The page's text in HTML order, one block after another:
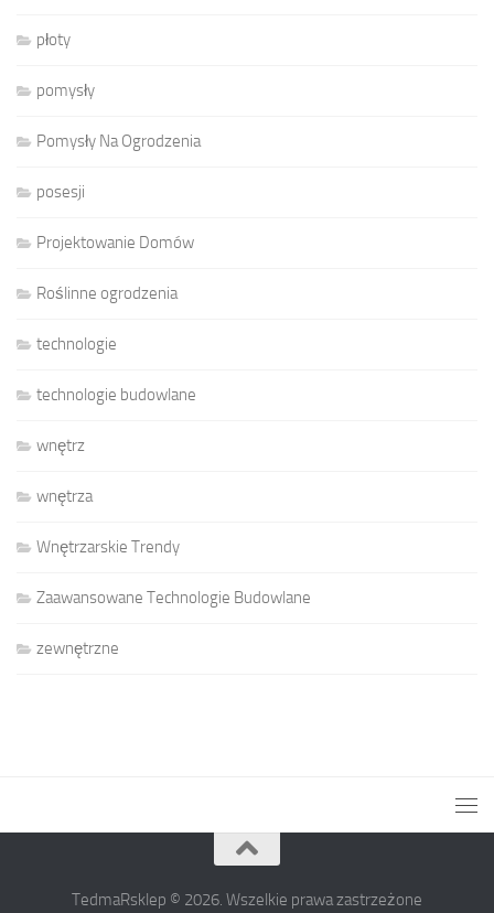
płoty
pomysły
Pomysły Na Ogrodzenia
posesji
Projektowanie Domów
Roślinne ogrodzenia
technologie
technologie budowlane
wnętrz
wnętrza
Wnętrzarskie Trendy
Zaawansowane Technologie Budowlane
zewnętrzne
TedmaRsklep © 2026. Wszelkie prawa zastrzeżone